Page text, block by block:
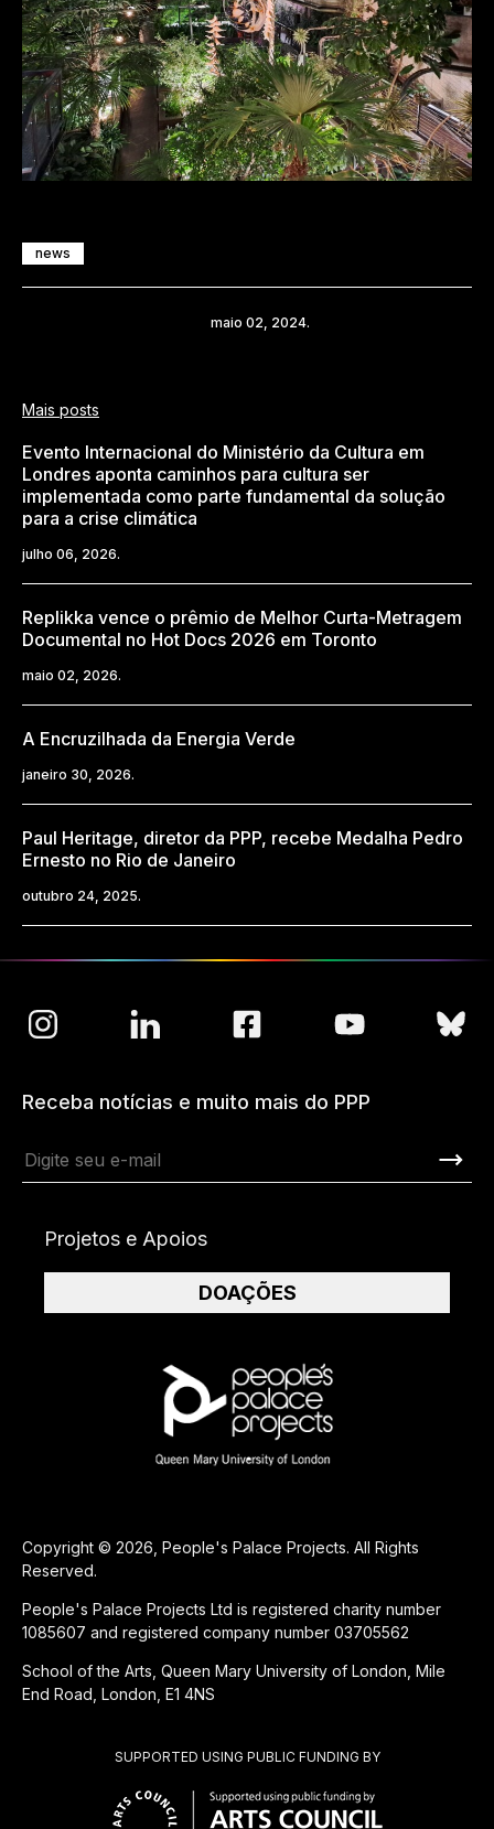
news
maio 02, 2024.
Mais posts
Evento Internacional do Ministério da Cultura em
Londres aponta caminhos para cultura ser
implementada como parte fundamental da solução
para a crise climática
julho 06, 2026.
Replikka vence o prêmio de Melhor Curta-Metragem
Documental no Hot Docs 2026 em Toronto
maio 02, 2026.
A Encruzilhada da Energia Verde
janeiro 30, 2026.
Paul Heritage, diretor da PPP, recebe Medalha Pedro
Ernesto no Rio de Janeiro
outubro 24, 2025.
SUPPORTED USING PUBLIC FUNDING BY
Copyright © 2026, People's Palace Projects. All Rights
Reserved.
People's Palace Projects Ltd is registered charity number
1085607 and registered company number 03705562
School of the Arts, Queen Mary University of London, Mile
End Road, London, E1 4NS
Receba notícias e muito mais do PPP
Projetos e Apoios
DOAÇÕES